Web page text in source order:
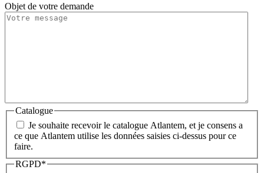
Objet de votre demande
Catalogue
Je souhaite recevoir le catalogue Atlantem, et je consens a
ce que Atlantem utilise les données saisies ci-dessus pour ce
faire.
RGPD*